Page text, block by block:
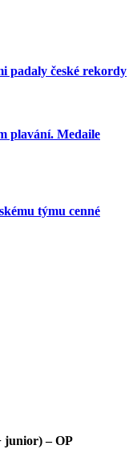
padaly české rekordy
plavání. Medaile
týmu cenné
junior) – OP